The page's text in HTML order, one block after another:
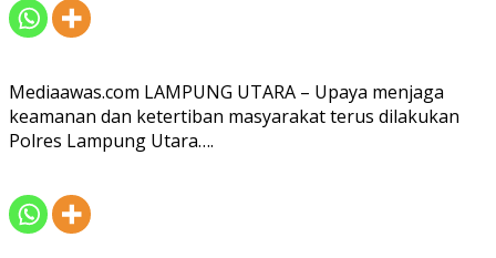
Mediaawas.com LAMPUNG UTARA – Upaya menjaga
keamanan dan ketertiban masyarakat terus dilakukan
Polres Lampung Utara….